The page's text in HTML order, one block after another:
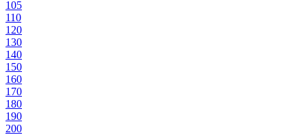
105
110
120
130
140
150
160
170
180
190
200